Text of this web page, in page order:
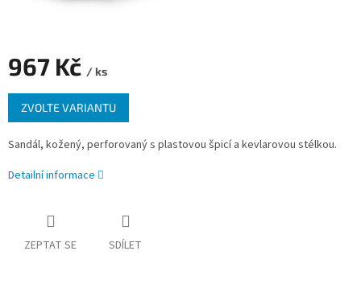
967 Kč / ks
Měrná
cena:
ZVOLTE VARIANTU
Sandál, kožený, perforovaný s plastovou špicí a kevlarovou stélkou.
Detailní informace
ZEPTAT SE SDÍLET